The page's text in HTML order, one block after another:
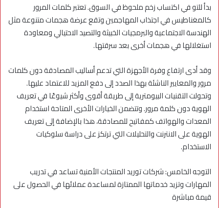
بدأ للتو في اكتساب زخم ملحوظ في السوق. تعتبر كلمات المرور
كالمغناطيس في اجتذاب المهاجمين وتقع عرضة هجمات متنوعة مثل
الهندسة الاجتماعية والبرمجيات الخبيثة والتصيد الاحتيالي ومعاودة
استغلالها في هجمات أخرى بعد سرقتها.
وقد أدى ارتفاع وفرة الأجهزة التي تدعم أساليب المصادقة دون كلمات
مرور والمعايير الناشئة بهذا الصدد إلى دفع المزيد للاعتماد عليها.
وتحولت التقنيات البيومترية إلى طريقة أقوى وأكثر شيوعًا في تعريف
الهوية دون كلمة مرور. وتتضمن الخيارات الأخرى المتاحة استخدام
المعدات والهواتف كمفاتيح للمصادقة، هذا بالإضافة إلى تعريف
الهوية على الانترنت والتحليلات التي ترتكز على دراسة سلوكيات
الاستخدام.
التوجه الخامس: شركات توريد المنتجات الأمنية تساعد في تدريب
المهارات وتزيد خدماتها الممتازة لمساعدة عملائها في الحصول على
قيمة مباشرة